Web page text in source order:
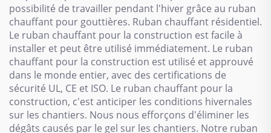
possibilité de travailler pendant l'hiver grâce au ruban
chauffant pour gouttières. Ruban chauffant résidentiel.
Le ruban chauffant pour la construction est facile à
installer et peut être utilisé immédiatement. Le ruban
chauffant pour la construction est utilisé et approuvé
dans le monde entier, avec des certifications de
sécurité UL, CE et ISO. Le ruban chauffant pour la
construction, c'est anticiper les conditions hivernales
sur les chantiers. Nous nous efforçons d'éliminer les
dégâts causés par le gel sur les chantiers. Notre ruban